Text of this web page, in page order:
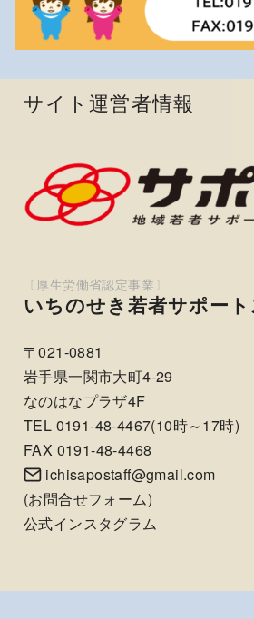
サイト運営者情報
いちのせき若者サポー
〒021-0881
岩手県一関市大町4-29
なのはなプラザ4F
TEL 0191-48-4467(10時～17時)
FAX 0191-48-4468
ichisapostaff@gmail.com
(お問合せフォーム)
公式インスタグラム